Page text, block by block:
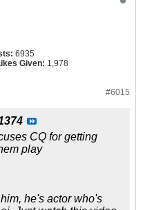
6935
Given: 1,978
#6015
CQ for getting
play
he's actor who's